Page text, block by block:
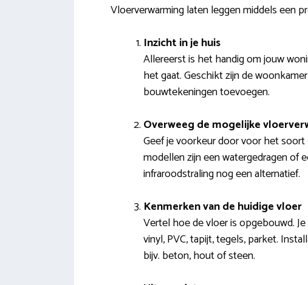
Vloerverwarming laten leggen middels een
Inzicht in je huis
Allereerst is het handig om jouw
het gaat. Geschikt zijn de
bouwtekeningen toevoegen.
Overweeg de mogelijke
Geef je voorkeur door voor het
modellen zijn een watergedragen of
infraroodstraling nog een alternatief.
Kenmerken van de huidige vloer
Vertel hoe de vloer is opgebouwd.
vinyl, PVC, tapijt, tegels, parket.
bijv. beton, hout of steen.